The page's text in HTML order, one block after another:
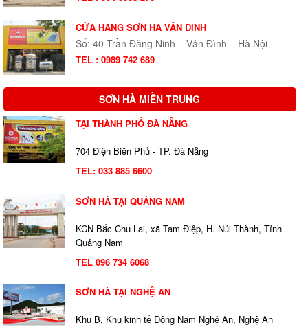
CỬA HÀNG SƠN HÀ VÂN ĐÌNH
Số: 40 Trần Đăng Ninh – Vân Đình – Hà Nội
TEL : 0989 742 689
SƠN HÀ MIỀN TRUNG
TẠI THÀNH PHỐ ĐÀ NẴNG
704 Điện Biên Phủ - TP. Đà Nẵng
TEL: 033 885 6600
SƠN HÀ TẠI QUẢNG NAM
KCN Bắc Chu Lai, xã Tam Điệp, H. Núi Thành, Tỉnh
Quảng Nam
TEL 096 734 6068
SƠN HÀ TẠI NGHỆ AN
Khu B, Khu kinh tế Đông Nam Nghệ An, Nghệ An